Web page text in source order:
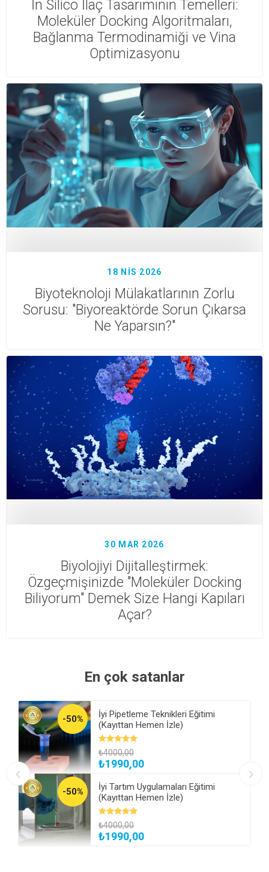
İn Silico İlaç Tasarımının Temelleri:
Moleküler Docking Algoritmaları,
Bağlanma Termodinamiği ve Vina
Optimizasyonu
18 NIS 2026
Biyoteknoloji Mülakatlarının Zorlu
Sorusu: "Biyoreaktörde Sorun Çıkarsa
Ne Yaparsın?"
30 MAR 2026
Biyolojiyi Dijitalleştirmek:
Özgeçmişinizde "Moleküler Docking
Biliyorum" Demek Size Hangi Kapıları
Açar?
En çok satanlar
-50%
İyi Pipetleme Teknikleri Eğitimi
(Kayıttan Hemen İzle)
₺4000,00
₺1990,00
-50%
İyi Tartım Uygulamaları Eğitimi
(Kayıttan Hemen İzle)
₺4000,00
₺1990,00